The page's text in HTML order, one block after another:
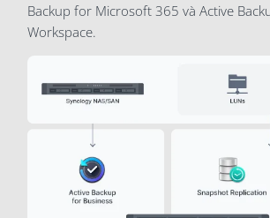
Backup for Microsoft 365 và Active
Workspace.